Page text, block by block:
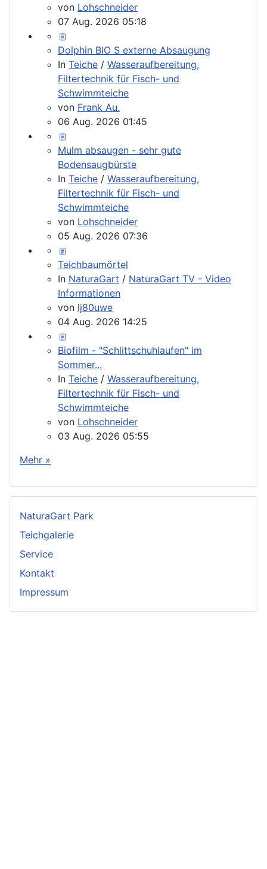
von Lohschneider
07 Aug. 2026 05:18
Dolphin BIO S externe Absaugung
In Teiche / Wasseraufbereitung,
Filtertechnik für Fisch- und
Schwimmteiche
von Frank Au.
06 Aug. 2026 01:45
Mulm absaugen - sehr gute
Bodensaugbürste
In Teiche / Wasseraufbereitung,
Filtertechnik für Fisch- und
Schwimmteiche
von Lohschneider
05 Aug. 2026 07:36
Teichbaumörtel
In NaturaGart / NaturaGart TV - Video
Informationen
von lj80uwe
04 Aug. 2026 14:25
Biofilm - "Schlittschuhlaufen" im
Sommer...
In Teiche / Wasseraufbereitung,
Filtertechnik für Fisch- und
Schwimmteiche
von Lohschneider
03 Aug. 2026 05:55
Mehr »
NaturaGart Park
Teichgalerie
Service
Kontakt
Impressum